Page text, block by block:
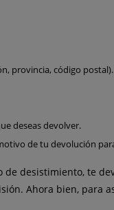
provincia, código postal).
deseas devolver.
de tu devolución
desistimiento, te
Ahora bien, para